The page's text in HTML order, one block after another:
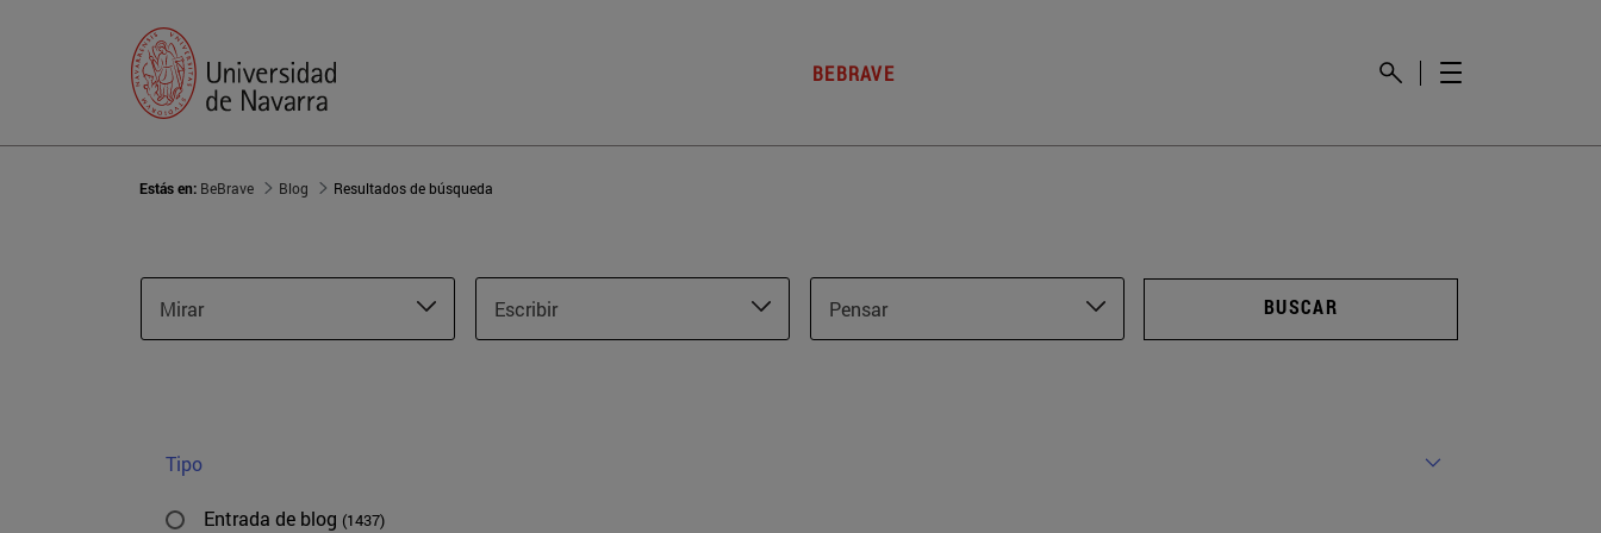
BEBRAVE
Estás en: BeBrave Blog Resultados de búsqueda
Mirar Escribir Pensar BUSCAR
Tipo
Entrada de blog (1437)